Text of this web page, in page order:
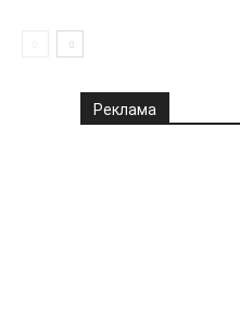
Реклама